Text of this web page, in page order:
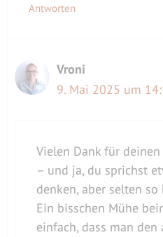
Antworten
Vroni
9. Mai 2025 um
Vielen Dank für
– und ja, du sprichst
denken, aber selten so
Ein bisschen Mühe
einfach, dass man